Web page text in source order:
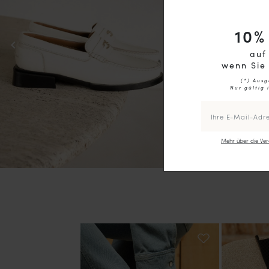
chevron_left 10
auf
wenn
(*)
Nur gültig
Mehr über die